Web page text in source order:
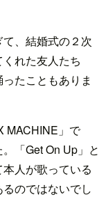
、結婚式の２次
れた友人たち
たこともありま
MACHINE」で
「Get On Up」と
人が歌っている
のではないでし